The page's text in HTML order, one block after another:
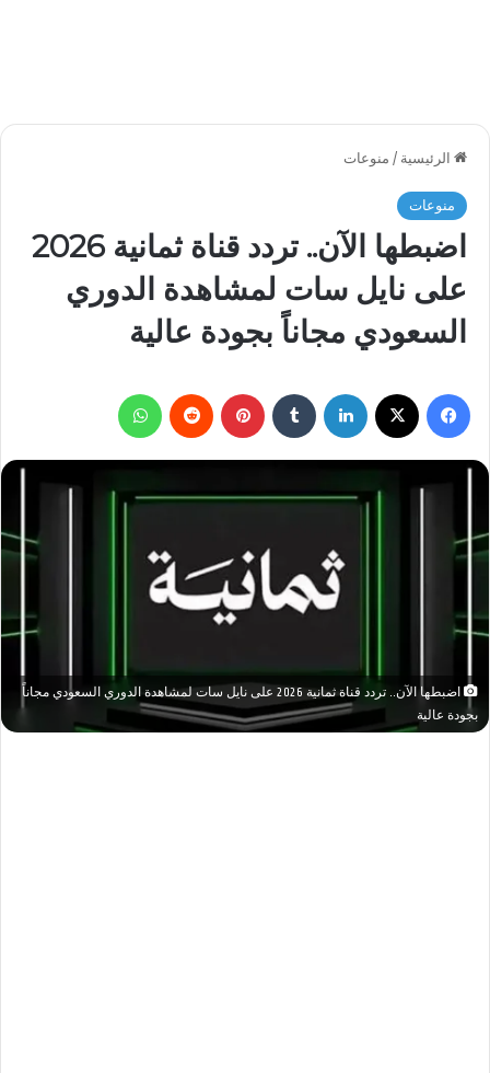
الرئيسية / منوعات
منوعات
اضبطها الآن.. تردد قناة ثمانية 2026
على نايل سات لمشاهدة الدوري
السعودي مجاناً بجودة عالية
فيسبوك لينكدإن بينتيريست
اضبطها الآن.. تردد قناة ثمانية 2026 على نايل سات لمشاهدة الدوري السعودي مجاناً
بجودة عالية